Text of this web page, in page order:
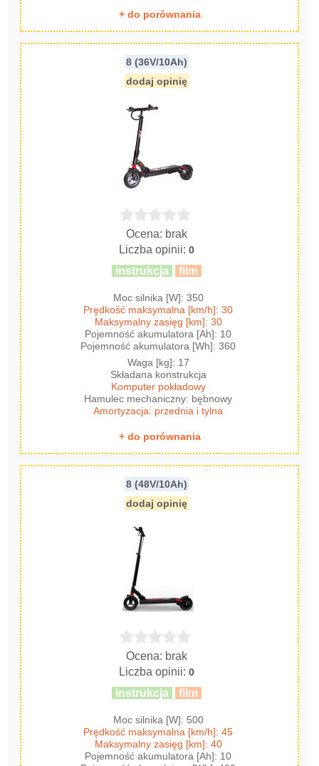
+ do porównania
8 (36V/10Ah)
dodaj opinię
Ocena: brak
Liczba opinii:0
instrukcja film
Moc silnika [W]: 350
Prędkość maksymalna [km/h]: 30
Maksymalny zasięg [km]: 30
Pojemność akumulatora [Ah]: 10
Pojemność akumulatora [Wh]: 360
Waga [kg]: 17
Składana konstrukcja
Komputer pokładowy
Hamulec mechaniczny: bębnowy
Amortyzacja: przednia i tylna
+ do porównania
8 (48V/10Ah)
dodaj opinię
Ocena: brak
Liczba opinii:0
instrukcja film
Moc silnika [W]: 500
Prędkość maksymalna [km/h]: 45
Maksymalny zasięg [km]: 40
Pojemność akumulatora [Ah]: 10